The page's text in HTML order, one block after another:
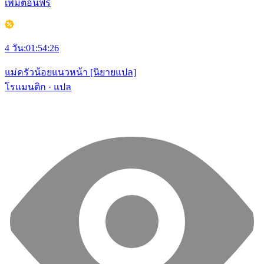
เพิ่มตอนฟรี
4 วัน:01 :54:26
แม่ครัวน้อยแนวหน้า [นิยายแปล]
โรแมนติก · แปล